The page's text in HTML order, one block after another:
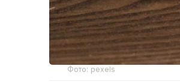
Фото: pexels